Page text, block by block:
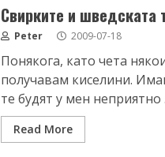
Свирките и шведската
Peter 2009-07-18
Понякога, като чета
получавам киселини.
те будят у мен неприятно
Read More